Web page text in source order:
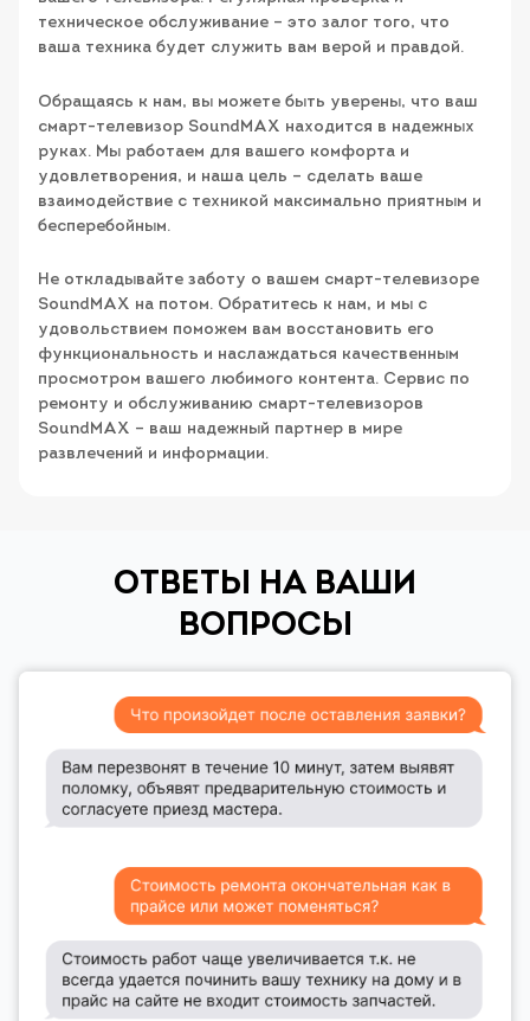
техническое обслуживание – это залог того, что
ваша техника будет служить вам верой и правдой.
Обращаясь к нам, вы можете быть уверены, что ваш
смарт-телевизор SoundMAX находится в надежных
руках. Мы работаем для вашего комфорта и
удовлетворения, и наша цель – сделать ваше
взаимодействие с техникой максимально приятным и
бесперебойным.
Не откладывайте заботу о вашем смарт-телевизоре
SoundMAX на потом. Обратитесь к нам, и мы с
удовольствием поможем вам восстановить его
функциональность и наслаждаться качественным
просмотром вашего любимого контента. Сервис по
ремонту и обслуживанию смарт-телевизоров
SoundMAX – ваш надежный партнер в мире
развлечений и информации.
ОТВЕТЫ НА ВАШИ
ВОПРОСЫ